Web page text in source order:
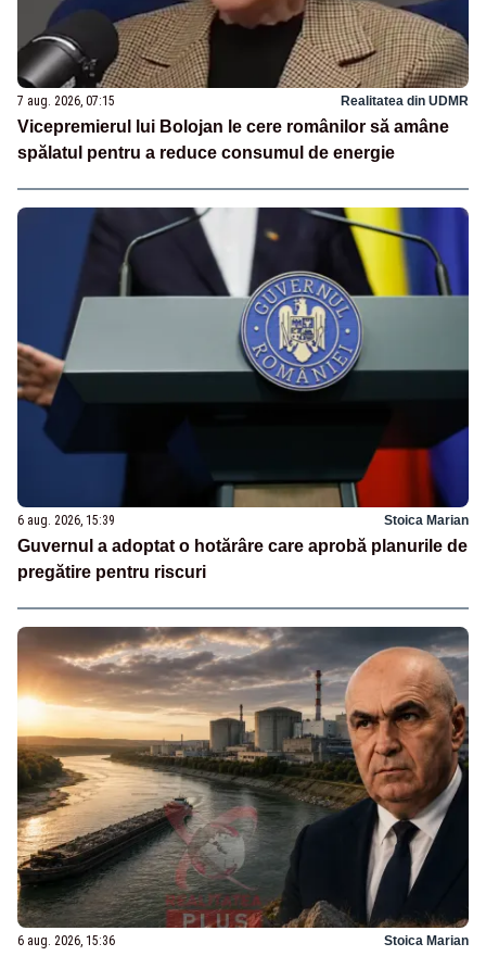
7 aug. 2026, 07:15 Realitatea din UDMR
Vicepremierul lui Bolojan le cere românilor să amâne
spălatul pentru a reduce consumul de energie
6 aug. 2026, 15:39 Stoica Marian
Guvernul a adoptat o hotărâre care aprobă planurile de
pregătire pentru riscuri
6 aug. 2026, 15:36 Stoica Marian